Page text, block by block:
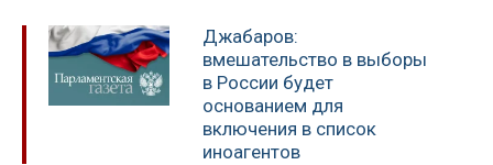
Джабаров:
вмешательство в выборы
в России будет
основанием для
включения в список
иноагентов